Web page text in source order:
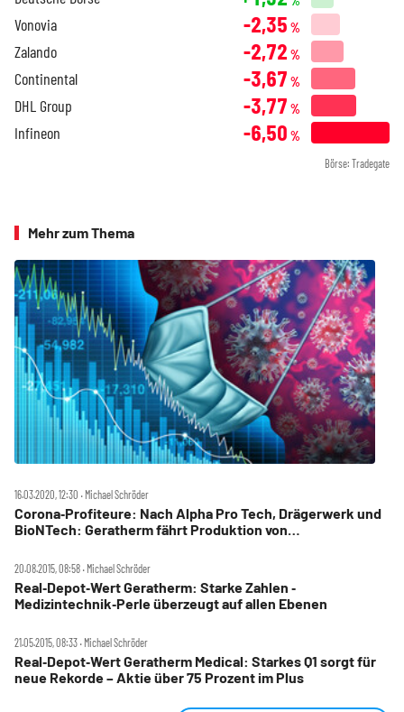
Vonovia -2,35 %
Zalando -2,72 %
Continental -3,67 %
DHL Group -3,77 %
Infineon -6,50 %
Börse: Tradegate
Mehr zum Thema
16.03.2020, 12:30 ‧ Michael Schröder
Corona‑Profiteure: Nach Alpha Pro Tech, Drägerwerk und
BioNTech: Geratherm fährt Produktion von
20.08.2015, 08:58 ‧ Michael Schröder
Real‑Depot‑Wert Geratherm: Starke Zahlen ‑
Medizintechnik‑Perle überzeugt auf allen Ebenen
21.05.2015, 08:33 ‧ Michael Schröder
Real‑Depot‑Wert Geratherm Medical: Starkes Q1 sorgt für
neue Rekorde – Aktie über 75 Prozent im Plus